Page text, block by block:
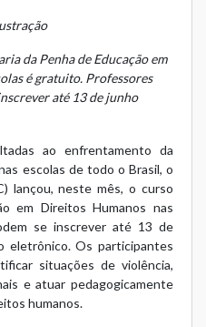
da Penha de Educação em
é gratuito. Professores
até 13 de junho
ao enfrentamento da
escolas de todo o Brasil, o
lançou, neste mês, o curso
em Direitos Humanos nas
se inscrever até 13 de
eletrônico. Os participantes
situações de violência,
e atuar pedagogicamente
humanos.